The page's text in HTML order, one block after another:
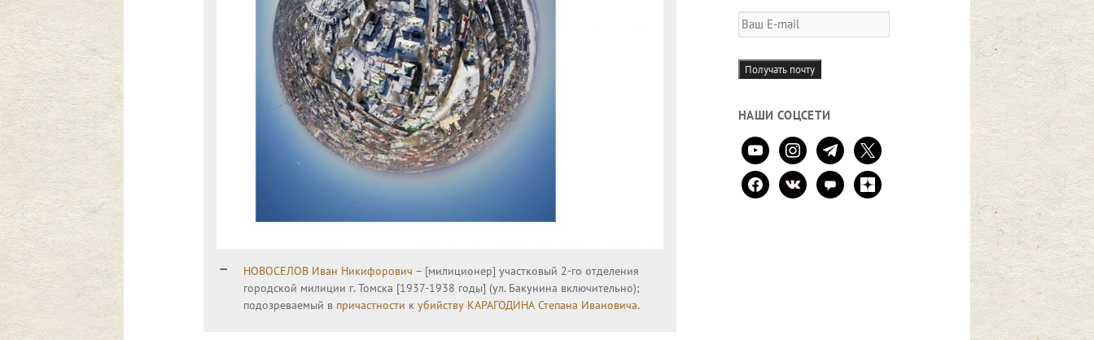
НОВОСЕЛОВ Иван Никифорович – [милиционер] участковый 2-го отделения
городской милиции г. Томска [1937-1938 годы] (ул. Бакунина включительно);
подозреваемый в причастности к убийству КАРАГОДИНА Степана Ивановича.
Ваш
E-
mail
Получать почту
НАШИ СОЦСЕТИ
youtubeinstagramtelegram
x
facebookvkontaktecomment
zen-
yandex